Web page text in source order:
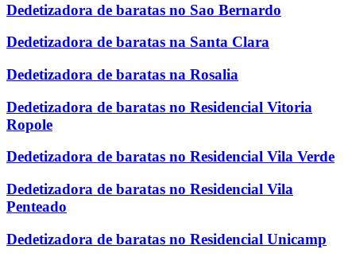
Dedetizadora de baratas no Sao Bernardo
Dedetizadora de baratas na Santa Clara
Dedetizadora de baratas na Rosalia
Dedetizadora de baratas no Residencial Vitoria
Ropole
Dedetizadora de baratas no Residencial Vila Verde
Dedetizadora de baratas no Residencial Vila
Penteado
Dedetizadora de baratas no Residencial Unicamp